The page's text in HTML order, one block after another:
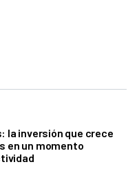
la inversión que crece
en un momento